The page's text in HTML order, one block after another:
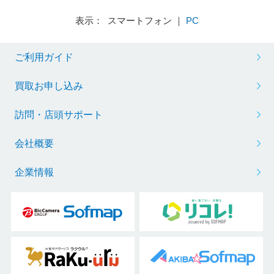
表示： スマートフォン ｜ PC
ご利用ガイド
買取お申し込み
訪問・店頭サポート
会社概要
企業情報